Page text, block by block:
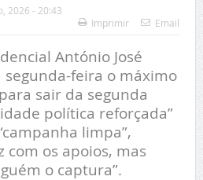
2026 - 20:43
Imprimir
Email
António José
segunda-feira o máximo
sair da segunda
política reforçada”
limpa”,
com os apoios, mas
o captura”.